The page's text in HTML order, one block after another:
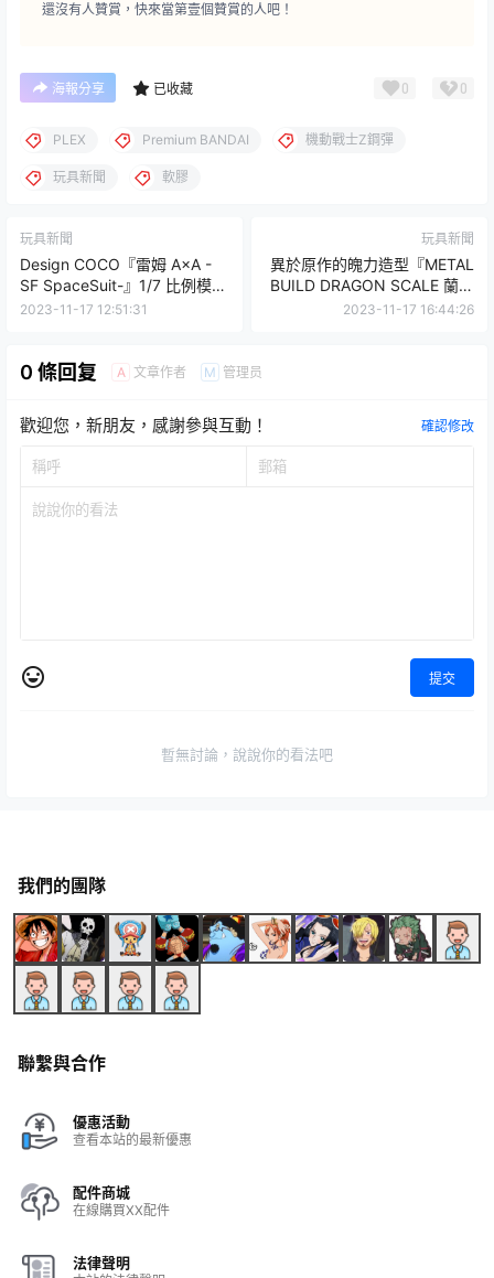
還沒有人贊賞，快來當第壹個贊賞的人吧！
海報分享 已收藏 0 0
PLEX Premium BANDAI 機動戰士Z鋼彈
玩具新聞 軟膠
玩具新聞
Design COCO『雷姆 A×A -
SF SpaceSuit-』1/7 比例模型
性感太空服輕盈漂浮～
2023-11-17 12:51:31
玩具新聞
異於原作的魄力造型『METAL
BUILD DRAGON SCALE 蘭斯
洛特・阿爾比昂』搭載原創可
2023-11-17 16:44:26
0 條回复 A 文章作者 M 管理员
歡迎您，新朋友，感謝參與互動！ 確認修改
提交
暫無討論，說說你的看法吧
我們的團隊
聯繫與合作
優惠活動
查看本站的最新優惠
配件商城
在線購買XX配件
法律聲明